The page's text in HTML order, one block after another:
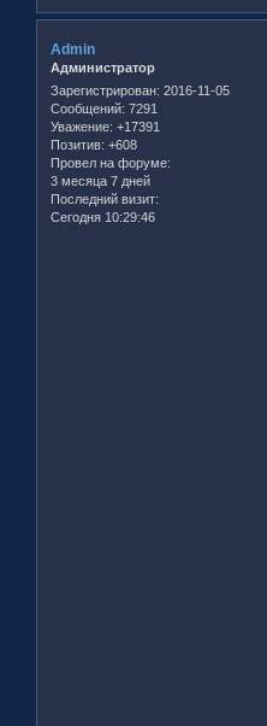
Admin
Администратор
Зарегистрирован: 2016-11-05
Сообщений: 7291
Уважение: +17391
Позитив: +608
Провел на форуме:
3 месяца 7 дней
Последний визит:
Сегодня 10:29:46